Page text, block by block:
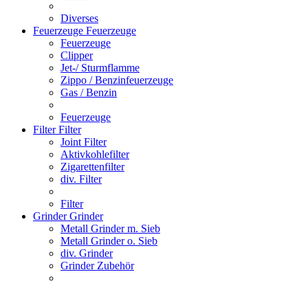
Diverses
Feuerzeuge Feuerzeuge
Feuerzeuge
Clipper
Jet-/ Sturmflamme
Zippo / Benzinfeuerzeuge
Gas / Benzin
Feuerzeuge
FilterFilter
Joint Filter
Aktivkohlefilter
Zigarettenfilter
div. Filter
Filter
GrinderGrinder
Metall Grinder m. Sieb
Metall Grinder o. Sieb
div. Grinder
Grinder Zubehör